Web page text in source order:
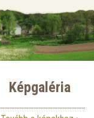
Képgaléria